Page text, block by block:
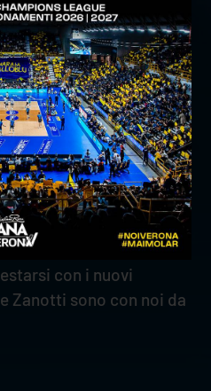
italiani? È un
Spirito o Sani che
italiani. Non divido i
li divido in bravi e
Trento, Perugia,
forse più di noi.
di forza. Noi siamo
di come giocano e
aspettiamo sempre di
ritmo, Vitelli arrivava
con i nuovi
Zanotti sono con noi da